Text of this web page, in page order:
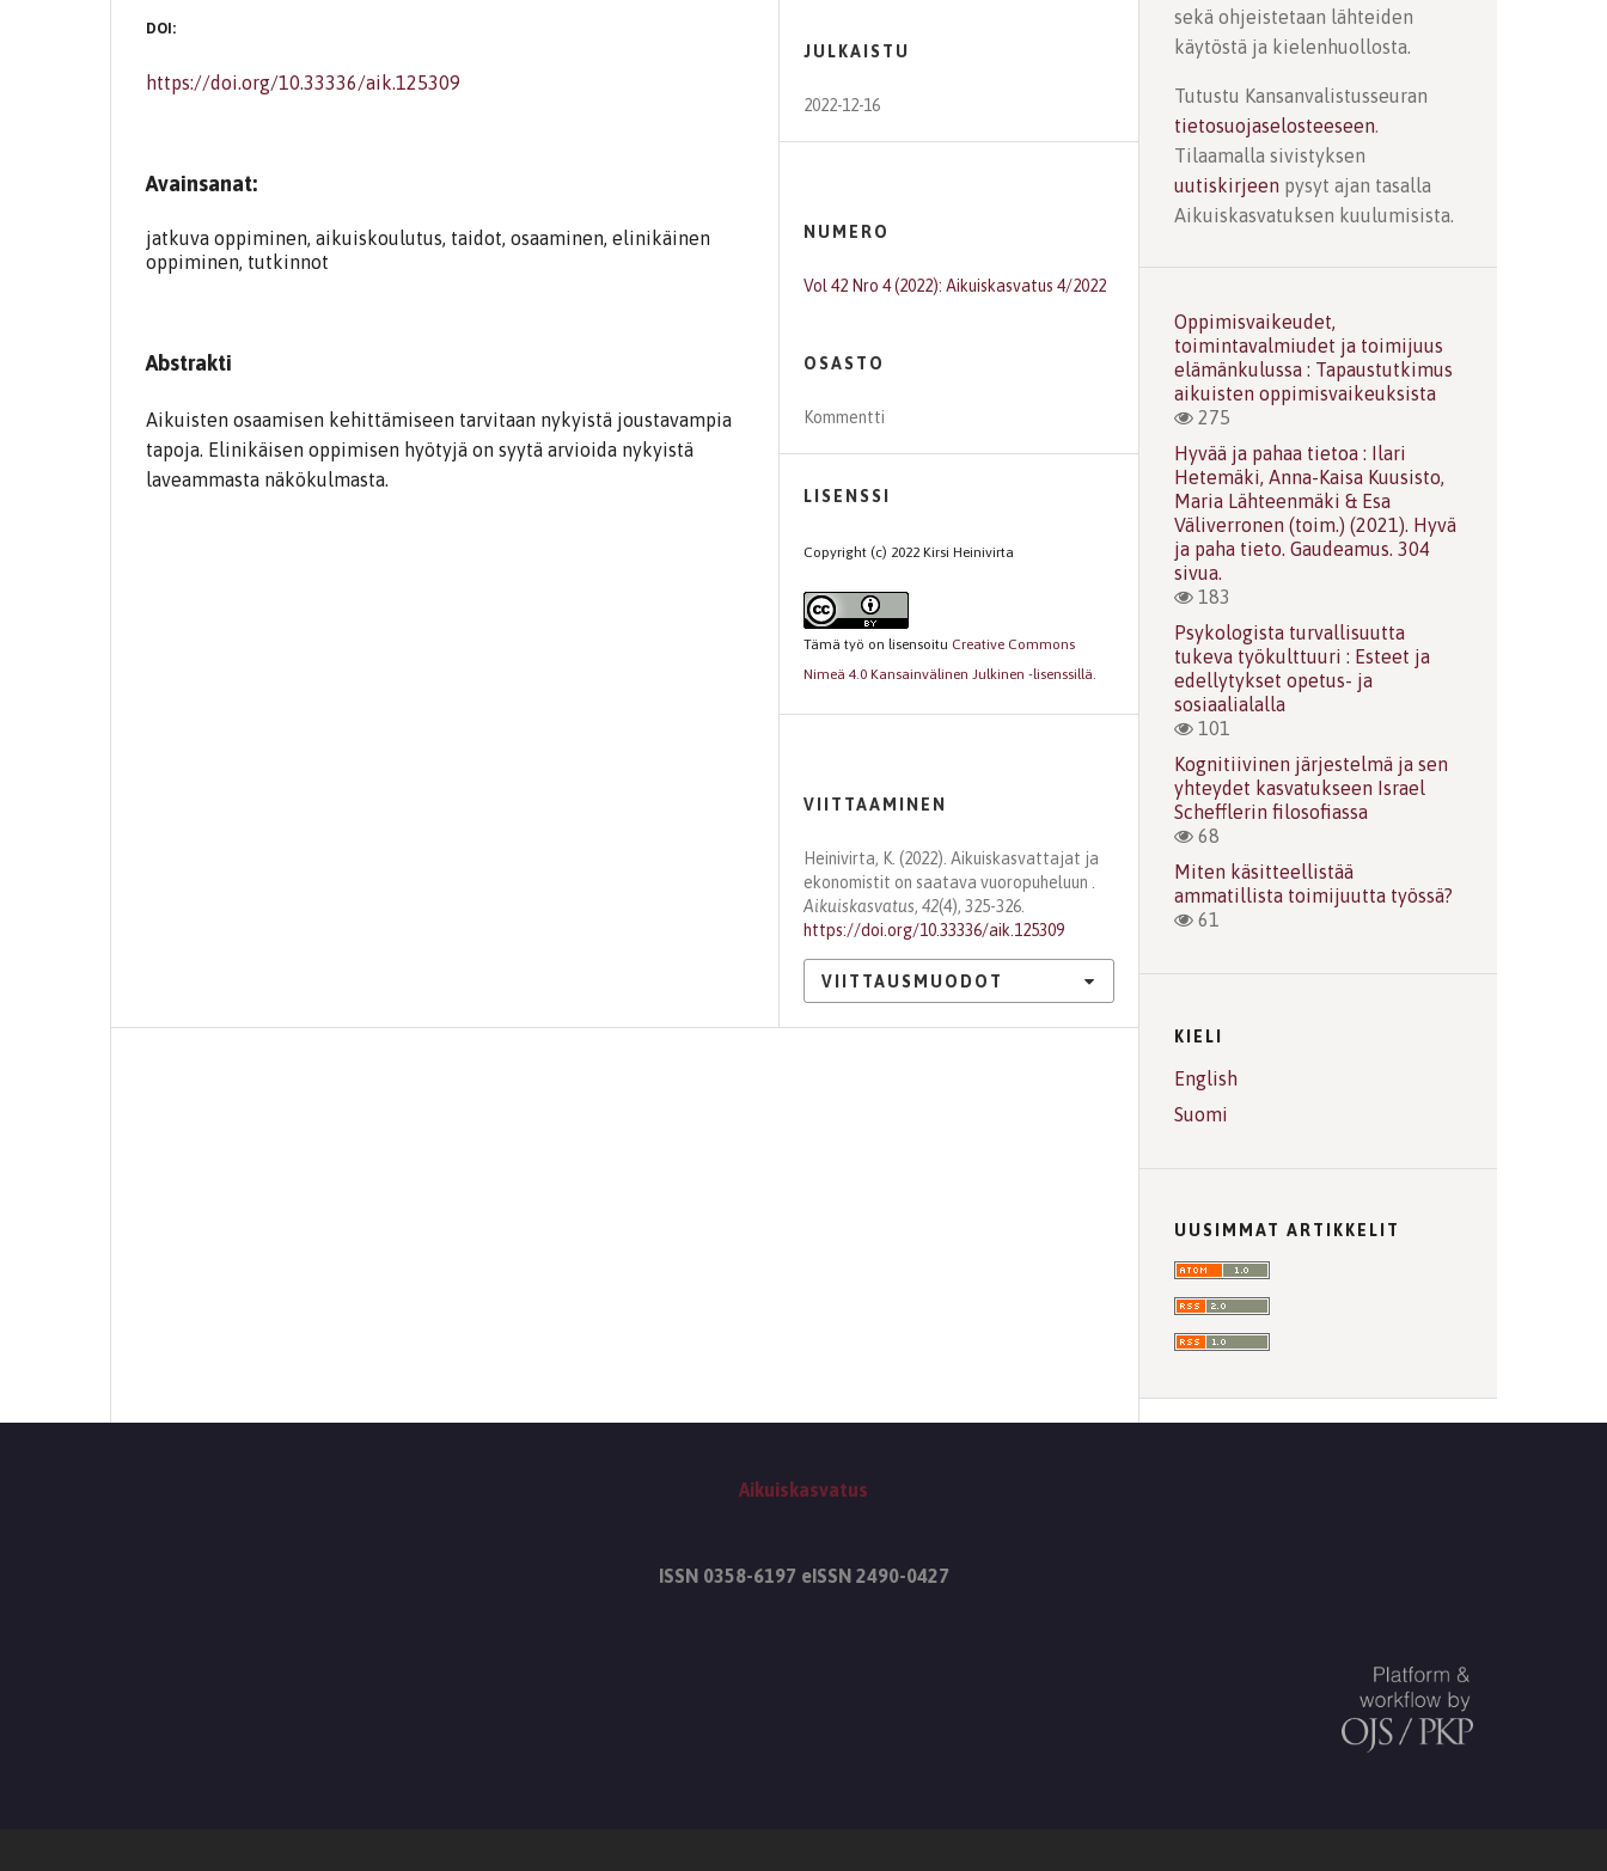
DOI:
https://doi.org/10.33336/aik.125309
Avainsanat:
jatkuva oppiminen, aikuiskoulutus, taidot, osaaminen, elinikäinen
oppiminen, tutkinnot
Abstrakti
Aikuisten osaamisen kehittämiseen tarvitaan nykyistä joustavampia
tapoja. Elinikäisen oppimisen hyötyjä on syytä arvioida nykyistä
laveammasta näkökulmasta.
JULKAISTU
2022-12-16
NUMERO
Vol 42 Nro 4 (2022): Aikuiskasvatus 4/2022
OSASTO
Kommentti
LISENSSI
Copyright (c) 2022 Kirsi Heinivirta
Tämä työ on lisensoitu Creative Commons
Nimeä 4.0 Kansainvälinen Julkinen -lisenssillä.
VIITTAAMINEN
Heinivirta, K. (2022). Aikuiskasvattajat ja
ekonomistit on saatava vuoropuheluun .
Aikuiskasvatus, 42(4), 325-326.
https://doi.org/10.33336/aik.125309
VIITTAUSMUODOT
sekä ohjeistetaan lähteiden
käytöstä ja kielenhuollosta.
Tutustu Kansanvalistusseuran
tietosuojaselosteeseen.
Tilaamalla sivistyksen
uutiskirjeen pysyt ajan tasalla
Aikuiskasvatuksen kuulumisista.
Oppimisvaikeudet,
toimintavalmiudet ja toimijuus
elämänkulussa : Tapaustutkimus
aikuisten oppimisvaikeuksista
275
Hyvää ja pahaa tietoa : Ilari
Hetemäki, Anna-Kaisa Kuusisto,
Maria Lähteenmäki & Esa
Väliverronen (toim.) (2021). Hyvä
ja paha tieto. Gaudeamus. 304
sivua.
183
Psykologista turvallisuutta
tukeva työkulttuuri : Esteet ja
edellytykset opetus- ja
sosiaalialalla
101
Kognitiivinen järjestelmä ja sen
yhteydet kasvatukseen Israel
Schefflerin filosofiassa
68
Miten käsitteellistää
ammatillista toimijuutta työssä?
61
KIELI
English
Suomi
UUSIMMAT ARTIKKELIT
Aikuiskasvatus
ISSN 0358-6197 eISSN 2490-0427